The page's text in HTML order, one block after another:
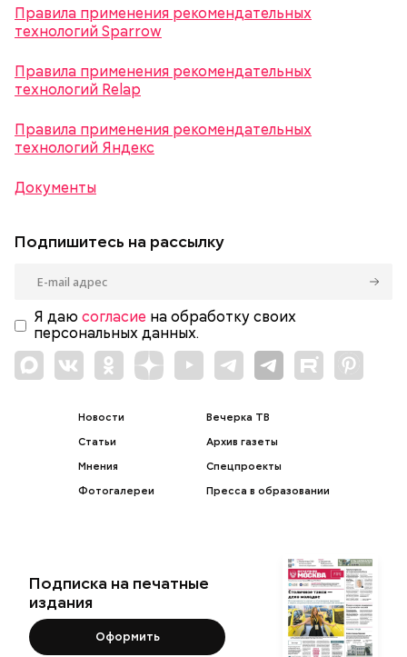
Правила применения рекомендательных
технологий Sparrow
Правила применения рекомендательных
технологий Relap
Правила применения рекомендательных
технологий Яндекс
Документы
Подпишитесь на рассылку
Я даю согласие на обработку своих
персональных данных.
Новости
Статьи
Мнения
Фотогалереи
Вечерка ТВ
Архив газеты
Спецпроекты
Пресса в образовании
Подписка на печатные
издания
Оформить